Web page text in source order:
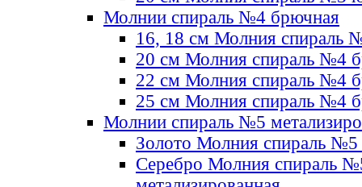
Молнии спираль №4 брючная
16, 18 см Молния спираль
20 см Молния спираль №4
22 см Молния спираль №4
25 см Молния спираль №4
Молнии спираль №5
Золото Молния спираль №5
Серебро Молния спираль